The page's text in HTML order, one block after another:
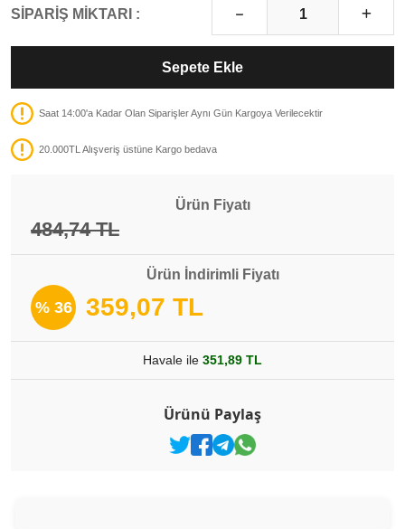
SİPARİŞ MİKTARI :
Sepete Ekle
Saat 14:00'a Kadar Olan Siparişler Aynı Gün Kargoya Verilecektir
20.000TL Alışveriş üstüne Kargo bedava
Ürün Fiyatı
484,74 TL
Ürün İndirimli Fiyatı
% 36 359,07 TL
Havale ile 351,89 TL
Ürünü Paylaş